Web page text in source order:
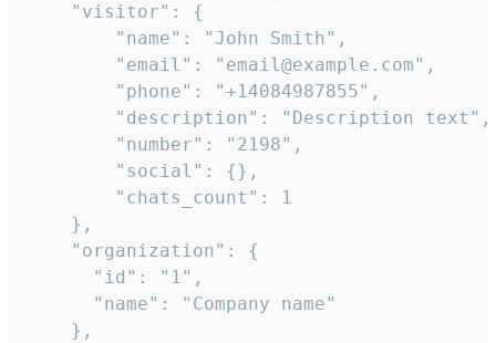
    "visitor": {
        "name": "John Smith",
        "email": "email@example.com",
        "phone": "+14084987855",
        "description": "Description text",
        "number": "2198",
        "social": {},
        "chats_count": 1
    },
    "organization": {
      "id": "1",
      "name": "Company name"
    },